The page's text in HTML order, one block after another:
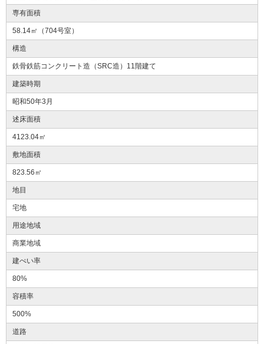
専有面積
58.14㎡（704号室）
構造
鉄骨鉄筋コンクリート造（SRC造）11階建て
建築時期
昭和50年3月
述床面積
4123.04㎡
敷地面積
823.56㎡
地目
宅地
用途地域
商業地域
建ぺい率
80%
容積率
500%
道路